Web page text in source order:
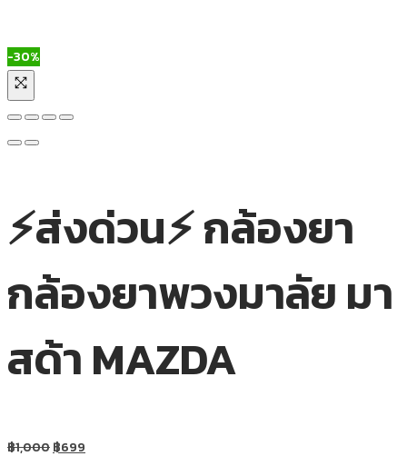
-30%
⚡ส่งด่วน⚡ กล้องยา
กล้องยาพวงมาลัย มา
สด้า MAZDA
฿1,000฿699